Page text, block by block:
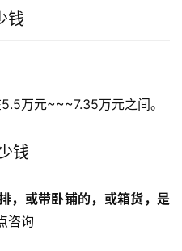
钱
万元~~~7.35万元之间。
钱
，或带卧铺的，或箱货，是
咨询